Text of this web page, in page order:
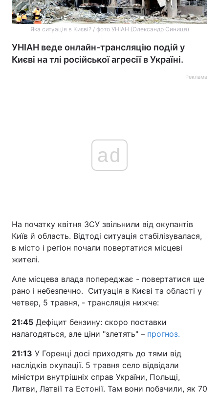
Яка ситуація в Києві? / фото УНІАН (Олександр Синиця)
УНІАН веде онлайн-трансляцію подій у
Києві на тлі російської агресії в Україні.
Реклама
ad
На початку квітня ЗСУ звільнили від окупантів
Київ й область. Відтоді ситуація стабілізувалася,
в місто і регіон почали повертатися місцеві
жителі.
Але місцева влада попереджає - повертатися ще
рано і небезпечно. Ситуація в Києві та області у
четвер, 5 травня, - трансляція нижче:
21:45 Дефіцит бензину: скоро поставки
налагодяться, але ціни "злетять" – прогноз.
21:13 У Горенці досі приходять до тями від
наслідків окупації. 5 травня село відвідали
міністри внутрішніх справ України, Польщі,
Литви, Латвії та Естонії. Там вони побачили, як 70